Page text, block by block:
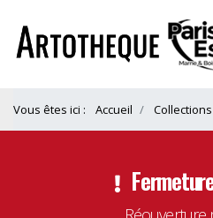
Vous êtes ici : Accueil Collections